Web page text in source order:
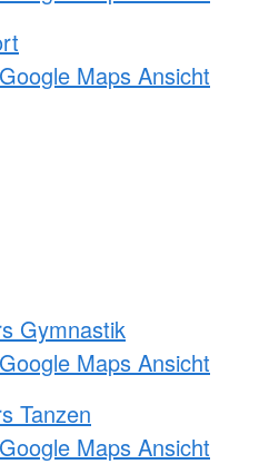
Maps Ansicht
Gymnastik
Maps Ansicht
Tanzen
Maps Ansicht